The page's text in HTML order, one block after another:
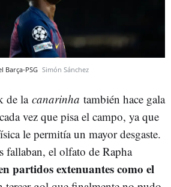
Barça-PSG Simón Sánchez
de la canarinha también hace gala
vez que pisa el campo, ya que
le permitía un mayor desgaste.
fallaban, el olfato de Rapha
partidos extenuantes como el